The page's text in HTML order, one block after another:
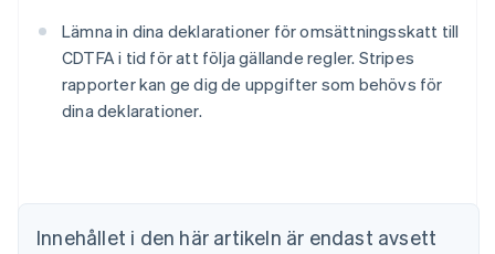
Lämna in dina deklarationer för omsättningsskatt till
CDTFA i tid för att följa gällande regler. Stripes
rapporter kan ge dig de uppgifter som behövs för
dina deklarationer.
Innehållet i den här artikeln är endast avsett
Brasilien